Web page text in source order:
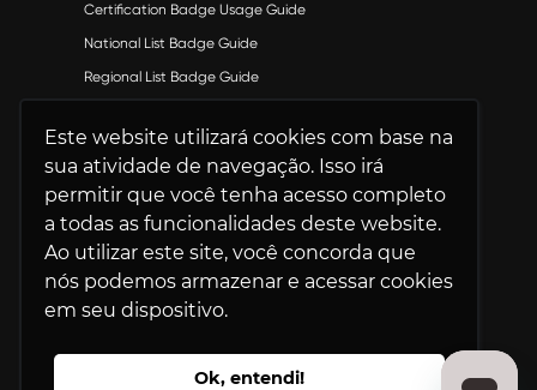
Este website utilizará cookies com base na
sua atividade de navegação. Isso irá
permitir que você tenha acesso completo
a todas as funcionalidades deste website.
Ao utilizar este site, você concorda que
nós podemos armazenar e acessar cookies
em seu dispositivo.
Ok, entendi!
Certification Badge Usage Guide
National List Badge Guide
Regional List Badge Guide
U.S. Best Workplaces™ List Guidelines
© 2026 Great Place To Work®. Todos os
47.827.415/0001-05 | SAD CONSULTORIA